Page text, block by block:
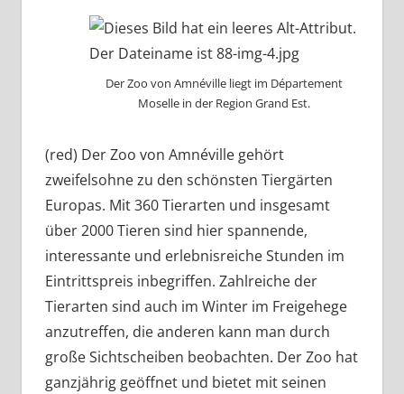
Der Zoo von Amnéville liegt im Département
Moselle in der Region Grand Est.
(red) Der Zoo von Amnéville gehört
zweifelsohne zu den schönsten Tiergärten
Europas. Mit 360 Tierarten und insgesamt
über 2000 Tieren sind hier spannende,
interessante und erlebnisreiche Stunden im
Eintrittspreis inbegriffen. Zahlreiche der
Tierarten sind auch im Winter im Freigehege
anzutreffen, die anderen kann man durch
große Sichtscheiben beobachten. Der Zoo hat
ganzjährig geöffnet und bietet mit seinen